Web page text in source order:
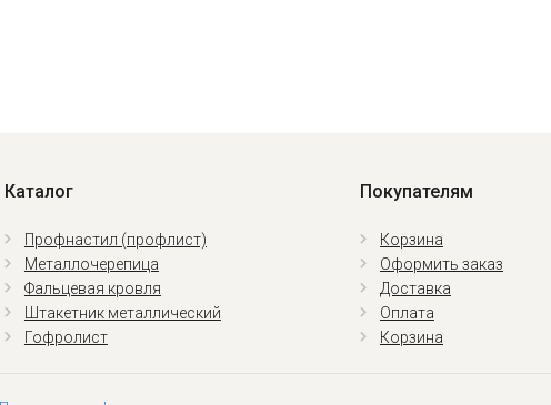
Каталог
Профнастил (профлист)
Металлочерепица
Фальцевая кровля
Штакетник металлический
Гофролист
Покупателям
Корзина
Оформить заказ
Доставка
Оплата
Корзина